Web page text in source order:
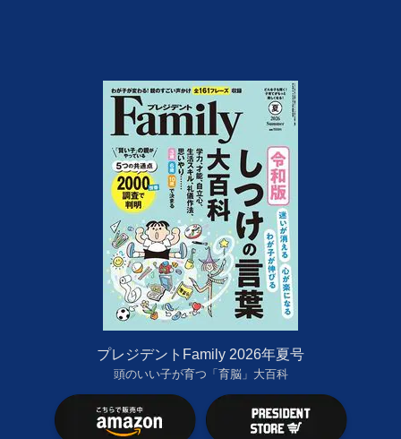
プレジデントFamily 2026年夏号
頭のいい子が育つ「育脳」大百科